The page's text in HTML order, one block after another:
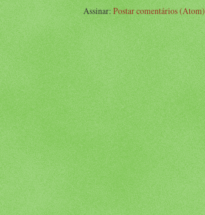
Assinar:Postar comentários (Atom)